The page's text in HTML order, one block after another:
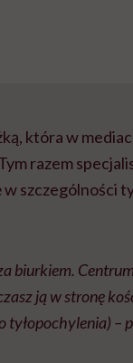
która w
razem
szczególności
biurkiem.
ją w stronę
–